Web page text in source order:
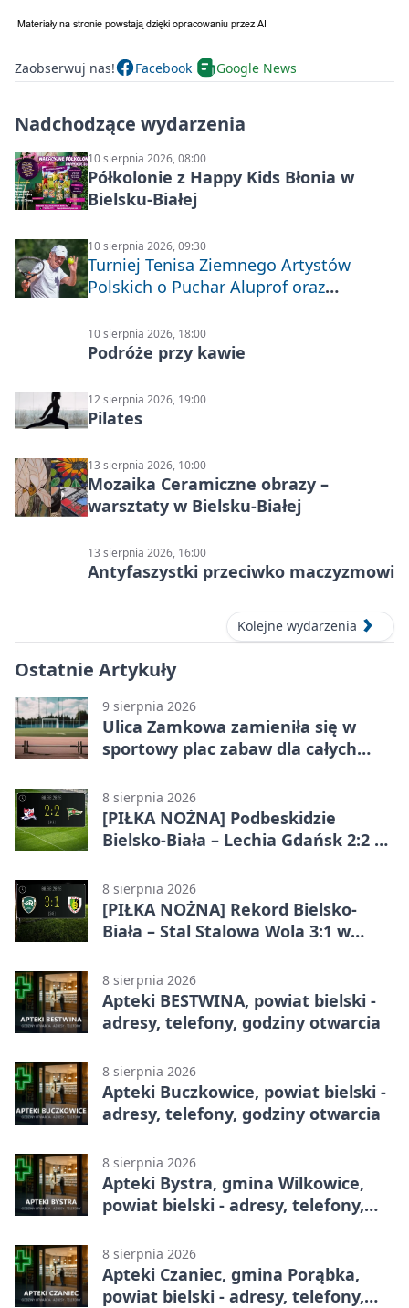
Zaobserwuj nas! Facebook Google News
Nadchodzące wydarzenia
10 sierpnia 2026, 08:00
Półkolonie z Happy Kids Błonia w
Bielsku-Białej
10 sierpnia 2026, 09:30
Turniej Tenisa Ziemnego Artystów
Polskich o Puchar Aluprof oraz
Puchar Prezydenta Miasta Bielska-
Białej
10 sierpnia 2026, 18:00
Podróże przy kawie
12 sierpnia 2026, 19:00
Pilates
13 sierpnia 2026, 10:00
Mozaika Ceramiczne obrazy –
warsztaty w Bielsku-Białej
13 sierpnia 2026, 16:00
Antyfaszystki przeciwko maczyzmowi
Kolejne wydarzenia
Ostatnie Artykuły
9 sierpnia 2026
Ulica Zamkowa zamieniła się w
sportowy plac zabaw dla całych
8 sierpnia 2026
[PIŁKA NOŻNA] Podbeskidzie
Bielsko-Biała – Lechia Gdańsk 2:2 w
Bielsku-Białej
8 sierpnia 2026
[PIŁKA NOŻNA] Rekord Bielsko-
Biała – Stal Stalowa Wola 3:1 w
8 sierpnia 2026
Apteki BESTWINA, powiat bielski -
adresy, telefony, godziny otwarcia
8 sierpnia 2026
Apteki Buczkowice, powiat bielski -
adresy, telefony, godziny otwarcia
8 sierpnia 2026
Apteki Bystra, gmina Wilkowice,
powiat bielski - adresy, telefony,
8 sierpnia 2026
Apteki Czaniec, gmina Porąbka,
powiat bielski - adresy, telefony,